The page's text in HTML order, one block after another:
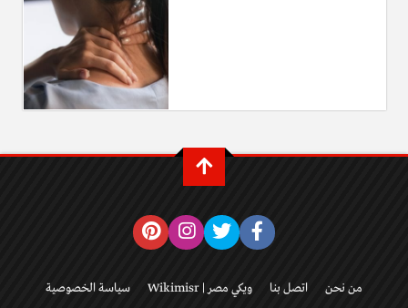
من نحن اتصل بنا ويكي مصر | Wikimisr سياسة الخصوصية